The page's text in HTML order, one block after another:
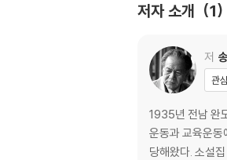
야/사발통문(沙鉢
제5권 대동 세상을
조병갑(趙秉甲)
前)들 문초(問招)/
제6권 우리의 요구
꽃 한 송이/고부(
저자 소개 1
저
관
1935년 전남 완
운동과 교육운동
당해왔다. 소설집